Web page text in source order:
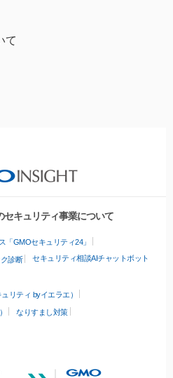
て
キュリティ事業について
「GMOセキュリティ24」
診断 セキュリティ相談AIチャットボット
リティ byイエラエ）
なりすまし対策